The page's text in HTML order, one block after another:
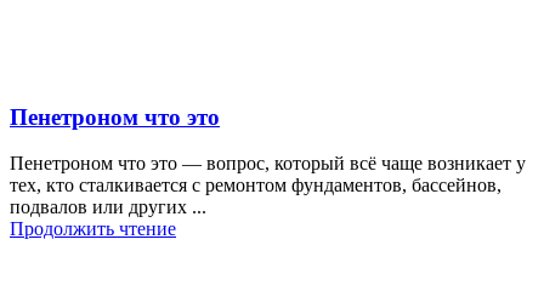
Пенетроном что это
Пенетроном что это — вопрос, который всё чаще возникает у
тех, кто сталкивается с ремонтом фундаментов, бассейнов,
подвалов или других ...
Продолжить чтение